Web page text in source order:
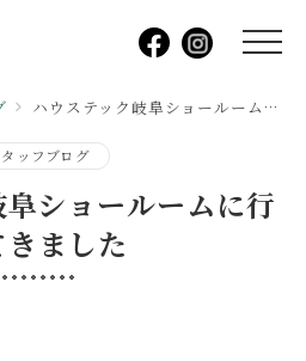
ハウステック岐阜ショールームに行ってきました
タッフブログ
ショールームに行
きました